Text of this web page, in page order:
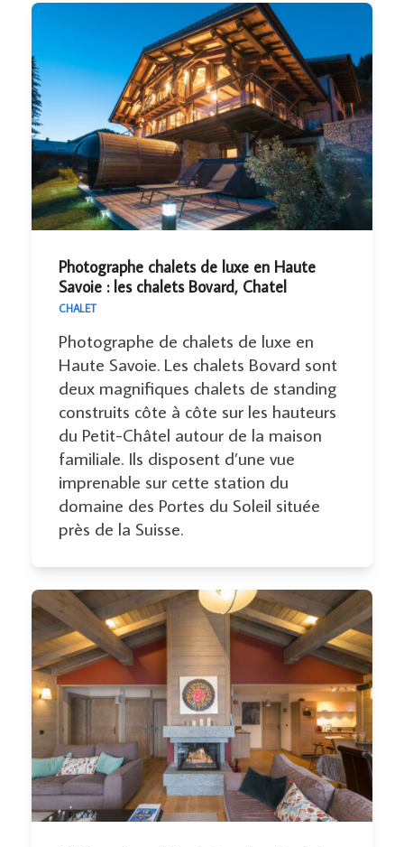
Photographe chalets de luxe en Haute
Savoie : les chalets Bovard, Chatel
CHALET
Photographe de chalets de luxe en
Haute Savoie. Les chalets Bovard sont
deux magnifiques chalets de standing
construits côte à côte sur les hauteurs
du Petit-Châtel autour de la maison
familiale. Ils disposent d’une vue
imprenable sur cette station du
domaine des Portes du Soleil située
près de la Suisse.